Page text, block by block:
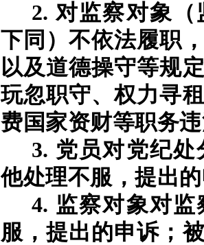
2. 对监察对象
下同）不依法履职
以及道德操守等规
玩忽职守、权力寻
费国家资财等职务
3. 党员对党纪
他处理不服，提出
4. 监察对象对
服，提出的申诉；